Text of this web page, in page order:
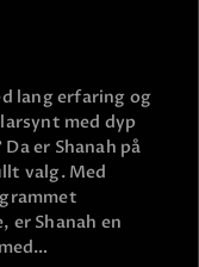
lang erfaring og
med dyp
er Shanah på
valg. Med
er Shanah en